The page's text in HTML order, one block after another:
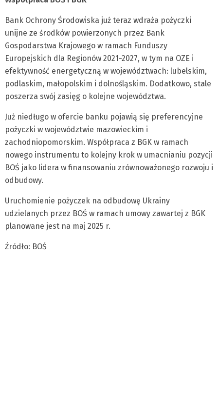
Bank Ochrony Środowiska już teraz wdraża pożyczki
unijne ze środków powierzonych przez Bank
Gospodarstwa Krajowego w ramach Funduszy
Europejskich dla Regionów 2021-2027, w tym na OZE i
efektywność energetyczną w województwach: lubelskim,
podlaskim, małopolskim i dolnośląskim. Dodatkowo, stale
poszerza swój zasięg o kolejne województwa.
Już niedługo w ofercie banku pojawią się preferencyjne
pożyczki w województwie mazowieckim i
zachodniopomorskim. Współpraca z BGK w ramach
nowego instrumentu to kolejny krok w umacnianiu pozycji
BOŚ jako lidera w finansowaniu zrównoważonego rozwoju i
odbudowy.
Uruchomienie pożyczek na odbudowę Ukrainy
udzielanych przez BOŚ w ramach umowy zawartej z BGK
planowane jest na maj 2025 r.
Źródło: BOŚ